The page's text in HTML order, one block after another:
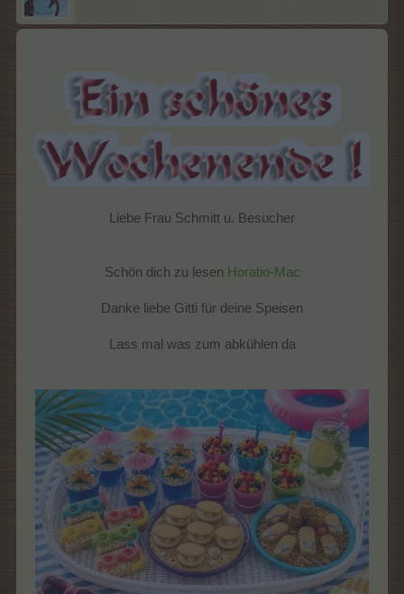
Liebe Frau Schmitt u. Besucher​
Schön dich zu lesen Horatio-Mac
Danke liebe Gitti für deine Speisen
Lass mal was zum abkühlen da